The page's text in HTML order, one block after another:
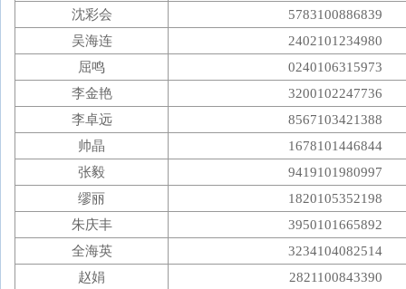
沈彩会
5783100886839
吴海连
2402101234980
屈鸣
0240106315973
李金艳
3200102247736
李卓远
8567103421388
帅晶
1678101446844
张毅
9419101980997
缪丽
1820105352198
朱庆丰
3950101665892
全海英
3234104082514
赵娟
2821100843390